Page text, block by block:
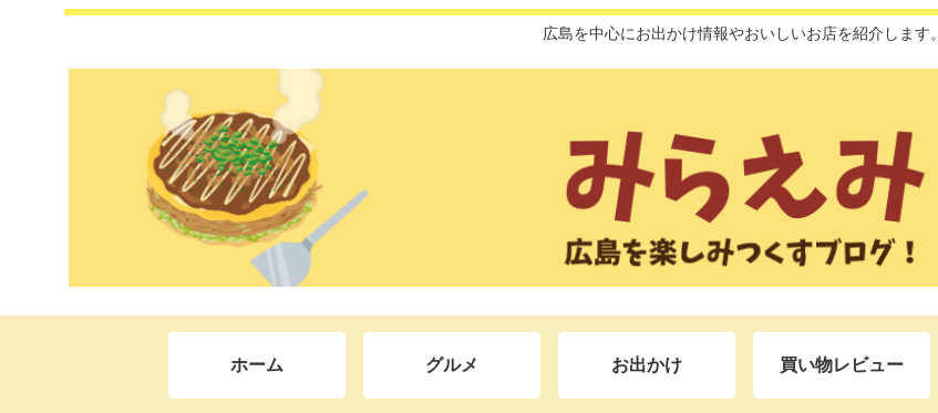
広島を中心にお出かけ情報やおいしいお店を紹介します。
ホーム グルメ お出かけ 買い物レビュー